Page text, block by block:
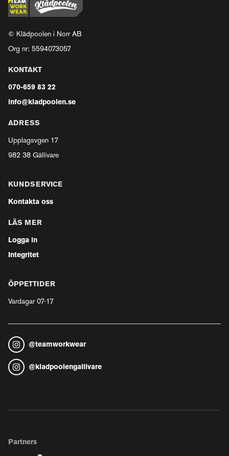
© Klädpoolen i Norr AB
Org nr: 5594073057
KONTAKT
070-659 83 22
info@kladpoolen.se
ADRESS
Upplagsvgen 17
982 38 Gällivare
KUNDSERVICE
Kontakta oss
LÄS MER
Logga in
Integritet
ÖPPETTIDER
Vardagar 07-17
@teamworkwear
@ kladpoolengallivare
Partners